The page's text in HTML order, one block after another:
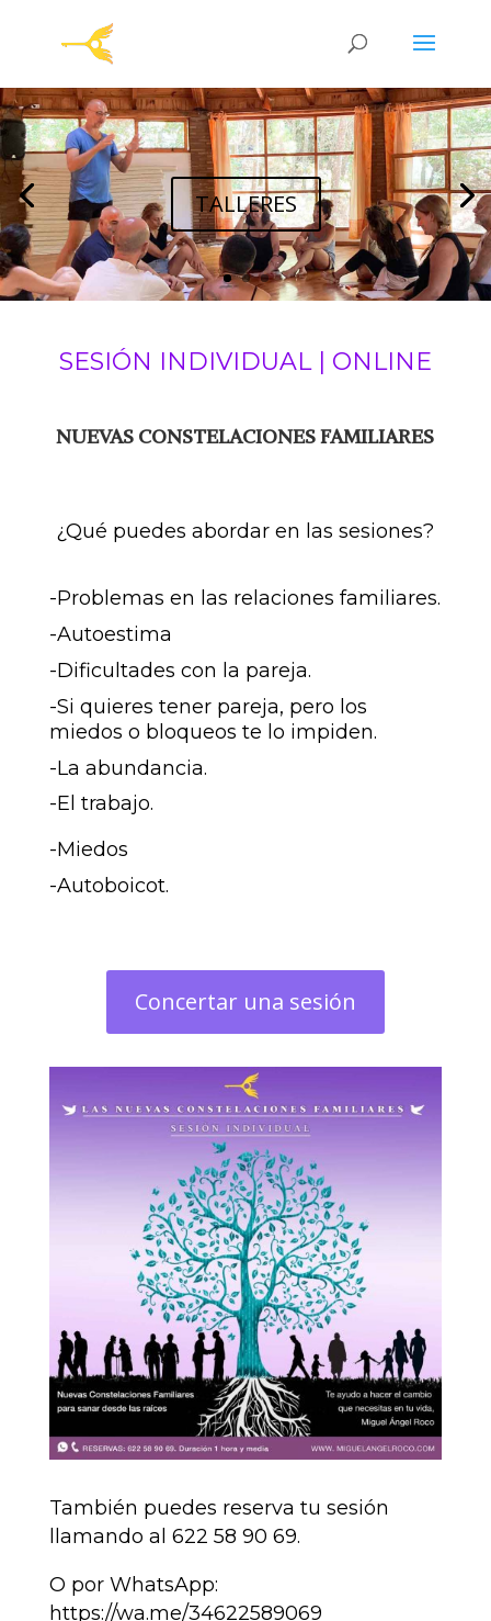
TALLERES
SESIÓN INDIVIDUAL | ONLINE
NUEVAS CONSTELACIONES FAMILIARES
¿Qué puedes abordar en las sesiones?
-Problemas en las relaciones familiares.
-Autoestima
-Dificultades con la pareja.
-Si quieres tener pareja, pero los
miedos o bloqueos te lo impiden.
-La abundancia.
-El trabajo.
-Miedos
-Autoboicot.
Concertar una sesión
También puedes reserva tu sesión
llamando al 622 58 90 69.
O por WhatsApp:
https://wa.me/34622589069